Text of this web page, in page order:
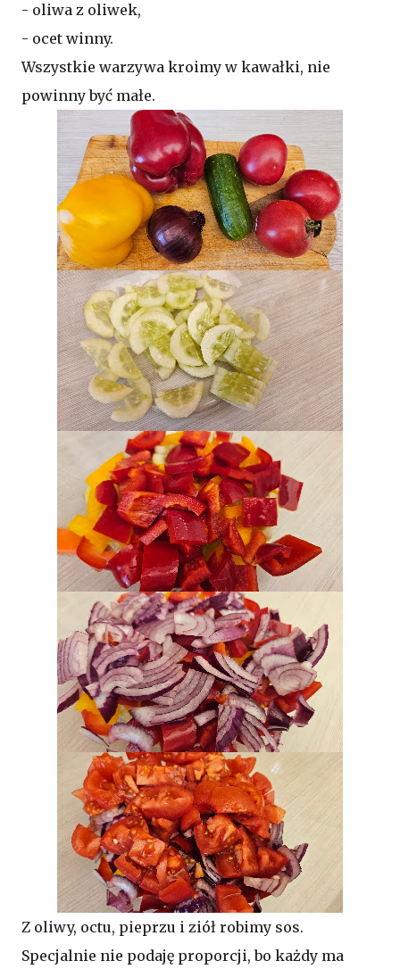
- oliwa z oliwek,
- ocet winny.
Wszystkie warzywa kroimy w kawałki, nie
powinny być małe.
Z oliwy, octu, pieprzu i ziół robimy sos.
Specjalnie nie podaję proporcji, bo każdy ma